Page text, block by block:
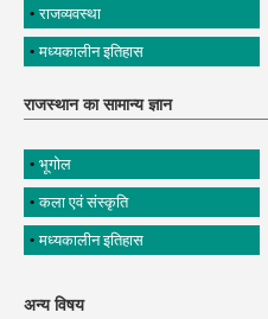
राजव्यवस्था
मध्यकालीन इतिहास
राजस्थान का सामान्य ज्ञान
भूगोल
कला एवं संस्कृति
मध्यकालीन इतिहास
अन्य विषय